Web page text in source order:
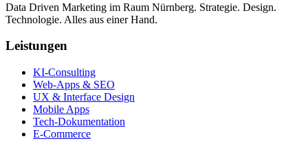
Data Driven Marketing im Raum Nürnberg. Strategie. Design.
Technologie. Alles aus einer Hand.
Leistungen
KI-Consulting
Web-Apps & SEO
UX & Interface Design
Mobile Apps
Tech-Dokumentation
E-Commerce